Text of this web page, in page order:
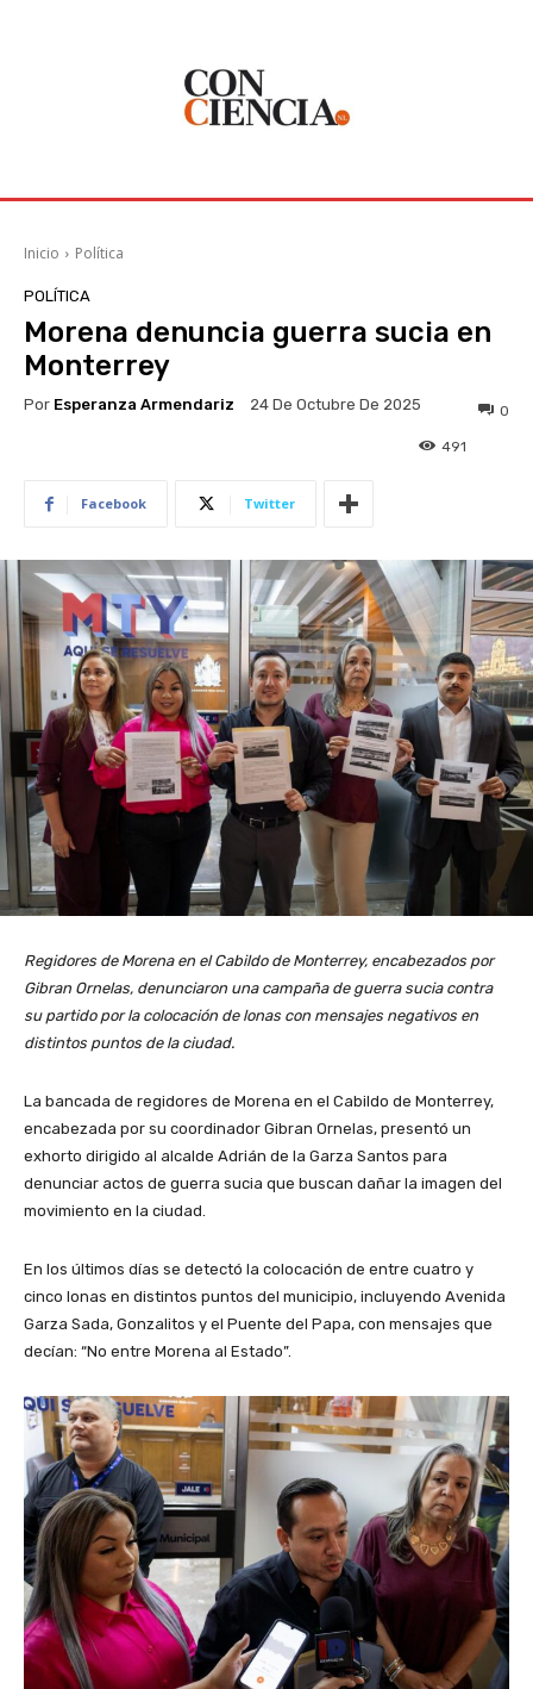
Inicio Política
POLÍTICA
Morena denuncia guerra sucia en
Monterrey
Por Esperanza Armendariz 24 De Octubre De 2025 0
491
Facebook Twitter
Regidores de Morena en el Cabildo de Monterrey, encabezados por
Gibran Ornelas, denunciaron una campaña de guerra sucia contra
su partido por la colocación de lonas con mensajes negativos en
distintos puntos de la ciudad.
La bancada de regidores de Morena en el Cabildo de Monterrey,
encabezada por su coordinador Gibran Ornelas, presentó un
exhorto dirigido al alcalde Adrián de la Garza Santos para
denunciar actos de guerra sucia que buscan dañar la imagen del
movimiento en la ciudad.
En los últimos días se detectó la colocación de entre cuatro y
cinco lonas en distintos puntos del municipio, incluyendo Avenida
Garza Sada, Gonzalitos y el Puente del Papa, con mensajes que
decían: “No entre Morena al Estado”.